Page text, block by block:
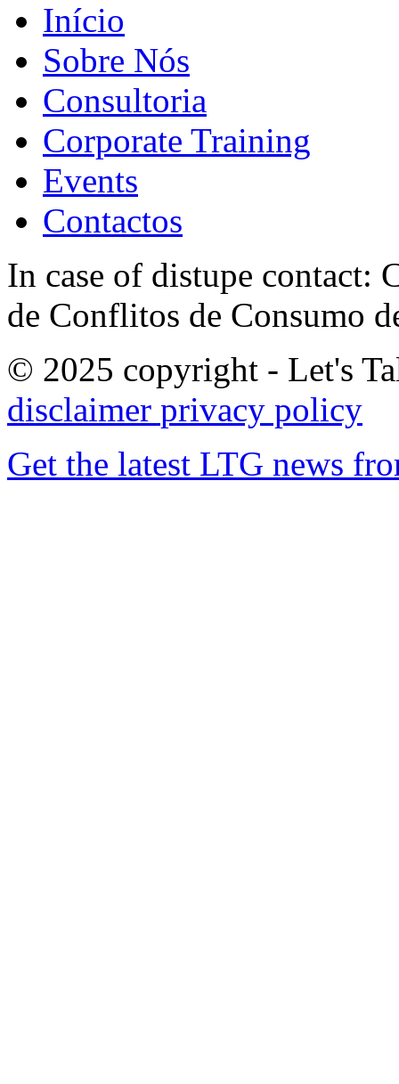
Início
Sobre Nós
Consultoria
Corporate Training
Events
Contactos
In case of distupe contact:
de Conflitos de Consumo
© 2025 copyright - Let's
disclaimer privacy policy
Get the latest LTG news